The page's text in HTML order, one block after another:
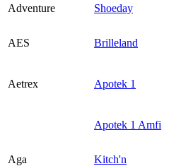
Adventure
Shoeday
AES Brilleland
Aetrex Apotek 1
Apotek 1 Amfi
Aga
Kitch'n